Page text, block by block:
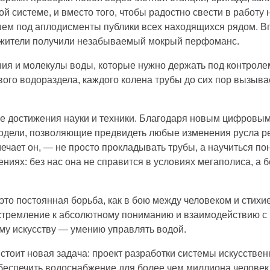
системе, и вместо того, чтобы радостно свести в работу
под аплодисменты публики всех находящихся рядом.
получили незабываемый мокрый перфоманс.
и молекулы воды, которые нужно держать под
водораздела, каждого колена трубы до сих пор
науки и техники. Благодаря новым
позволяющие предвидеть любые изменения русла
он, — не просто прокладывать трубы, а научиться
без нас она не справится в условиях мегаполиса, а
постоянная борьба, как в бою между человеком и
к абсолютному пониманию и взаимодействию с
искусству — умению управлять водой.
новая задача: проект разработки системы
водоснабжение для более чем миллиона